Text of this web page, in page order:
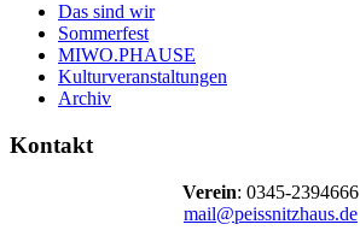
Das sind wir
Sommerfest
MIWO.PHAUSE
Kulturveranstaltungen
Archiv
Kontakt
Verein: 0345-2394666
mail@peissnitzhaus.de